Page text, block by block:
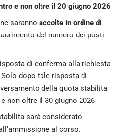
e non oltre il 20 giugno 2026
saranno accolte in ordine di
del numero dei posti
di conferma alla richiesta
dopo tale risposta di
della quota stabilita
non oltre il 30 giugno 2026
sarà considerato
al corso.